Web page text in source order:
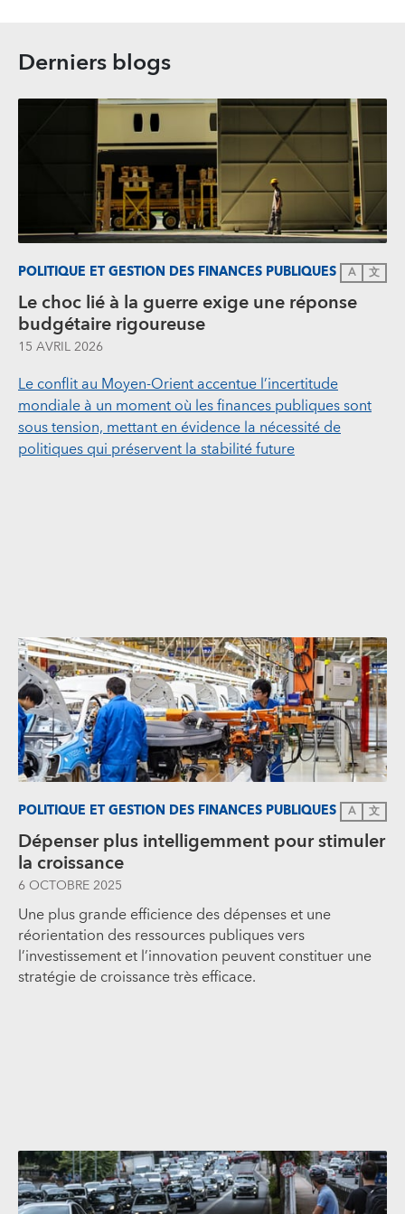
Derniers blogs
POLITIQUE ET GESTION DES FINANCES PUBLIQUES A 文
Le choc lié à la guerre exige une réponse
budgétaire rigoureuse
15 AVRIL 2026
Le conflit au Moyen‑Orient accentue l’incertitude
mondiale à un moment où les finances publiques sont
sous tension, mettant en évidence la nécessité de
politiques qui préservent la stabilité future
POLITIQUE ET GESTION DES FINANCES PUBLIQUES A 文
Dépenser plus intelligemment pour stimuler
la croissance
6 OCTOBRE 2025
Une plus grande efficience des dépenses et une
réorientation des ressources publiques vers
l’investissement et l’innovation peuvent constituer une
stratégie de croissance très efficace.